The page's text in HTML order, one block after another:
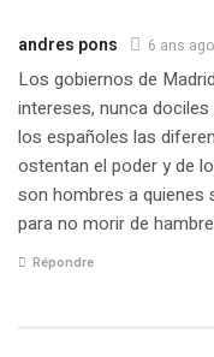
andres pons 6 ans ago
Los gobiernos de
intereses, nunca
los españoles las
ostentan el poder y de
son hombres a quienes
para no morir de
Répondre